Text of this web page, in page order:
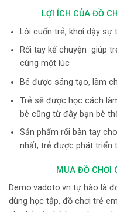
LỢI ÍCH CỦA ĐỒ
Lôi cuốn trẻ, khơi dậy
Rối tay kể chuyện giúp
cùng một lúc
Bé được sáng tạo, làm
Trẻ sẽ được học cách
bè cũng từ đây bạn bè
Sản phẩm rối bàn tay
nhất, trẻ được phát triển
MUA ĐỒ CHƠI
Demo.vadoto.vn tự hào là
dùng học tập, đồ chơi trẻ